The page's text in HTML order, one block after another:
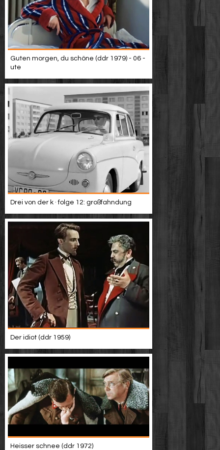
Guten morgen, du schöne (ddr 1979) - 06 -
ute
Drei von der k · folge 12: großfahndung
Der idiot (ddr 1959)
Heisser schnee (ddr 1972)